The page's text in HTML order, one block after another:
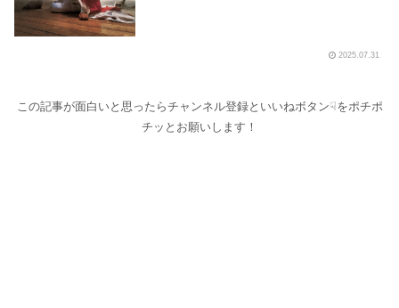
2025.07.31
この記事が面白いと思ったらチャンネル登録といいねボタン☟をポチポ
チッとお願いします！